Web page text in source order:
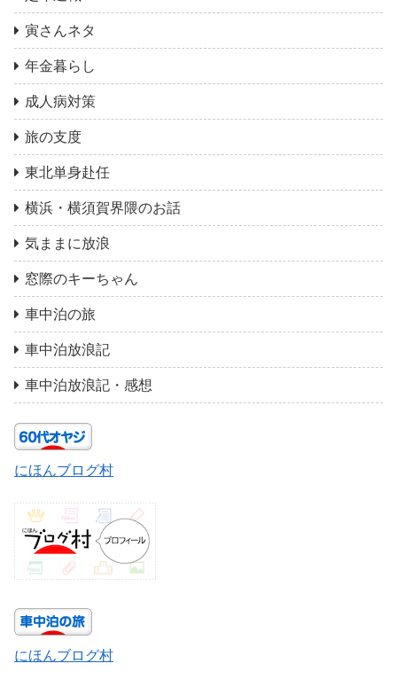
寅さんネタ
年金暮らし
成人病対策
旅の支度
東北単身赴任
横浜・横須賀界隈のお話
気ままに放浪
窓際のキーちゃん
車中泊の旅
車中泊放浪記
車中泊放浪記・感想
にほんブログ村
にほんブログ村